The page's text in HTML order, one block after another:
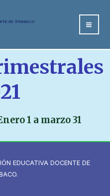
DE TURBACO
1 a marzo 31
EDUCATIVA DOCENTE DE